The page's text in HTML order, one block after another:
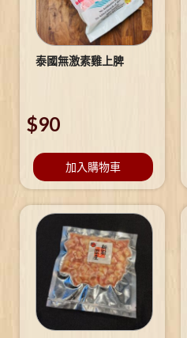
泰國無激素雞上脾
$90
加入購物車